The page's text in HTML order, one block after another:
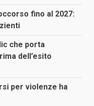
fino al 2027:
che porta
dell’esito
per violenze ha